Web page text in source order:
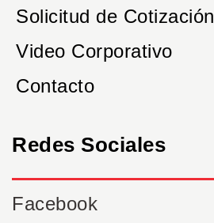
Solicitud de Cotización
Video Corporativo
Contacto
Redes Sociales
Facebook